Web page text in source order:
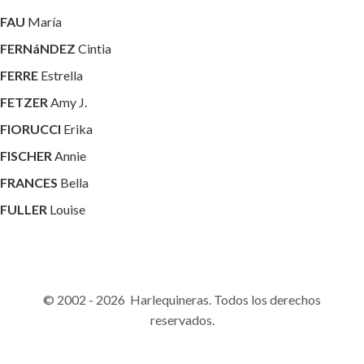
FAU María
FERNáNDEZ Cintia
FERRE Estrella
FETZERAmy J.
FIORUCCI Erika
FISCHERAnnie
FRANCES Bella
FULLER Louise
© 2002 - 2026 Harlequineras. Todos los derechos
reservados.